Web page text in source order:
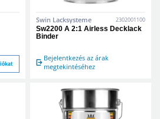
Swin Lacksysteme 2302001100
Sw2200 A 2:1 Airless Decklack
Binder
Bejelentkezés az árak
megtekintéséhez